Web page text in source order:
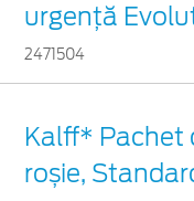
urgenţă
2471504
Kalff* Pachet
roșie,